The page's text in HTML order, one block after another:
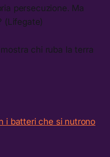
persecuzione. Ma
(Lifegate)
chi ruba la terra
i batteri che si nutrono